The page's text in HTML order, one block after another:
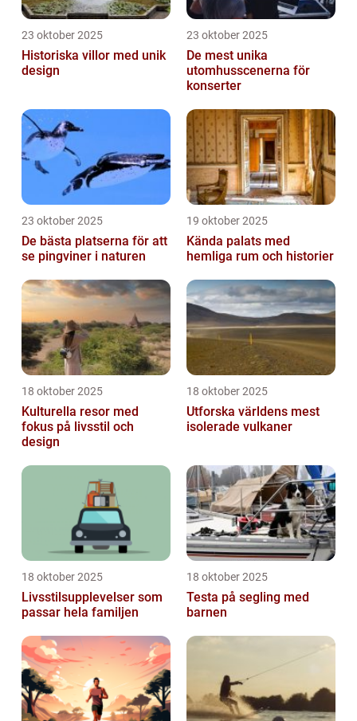
23 oktober 2025
Historiska villor med unik
design
23 oktober 2025
De mest unika
utomhusscenerna för
konserter
23 oktober 2025
De bästa platserna för att
se pingviner i naturen
19 oktober 2025
Kända palats med
hemliga rum och historier
18 oktober 2025
Kulturella resor med
fokus på livsstil och
design
18 oktober 2025
Utforska världens mest
isolerade vulkaner
18 oktober 2025
Livsstilsupplevelser som
passar hela familjen
18 oktober 2025
Testa på segling med
barnen